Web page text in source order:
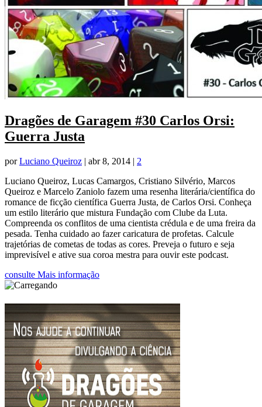
Dragões de Garagem #30 Carlos Orsi:
Guerra Justa
porLuciano Queiroz | abr 8, 2014 | 2
Luciano Queiroz, Lucas Camargos, Cristiano Silvério, Marcos
Queiroz e Marcelo Zaniolo fazem uma resenha literária/científica do
romance de ficção científica Guerra Justa, de Carlos Orsi. Conheça
um estilo literário que mistura Fundação com Clube da Luta.
Compreenda os conflitos de uma cientista crédula e de uma freira da
pesada. Tenha cuidado ao fazer caricatura de profetas. Calcule
trajetórias de cometas de todas as cores. Preveja o futuro e seja
imprevisível e ative sua coroa mestra para ouvir este podcast.
consulte Mais informação